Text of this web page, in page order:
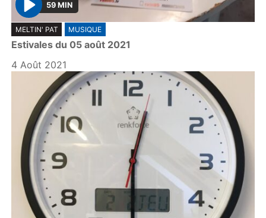
P
l
a
y
59 MIN
MELTIN' PAT MUSIQUE
Estivales du 05 août 2021
4 Août 2021